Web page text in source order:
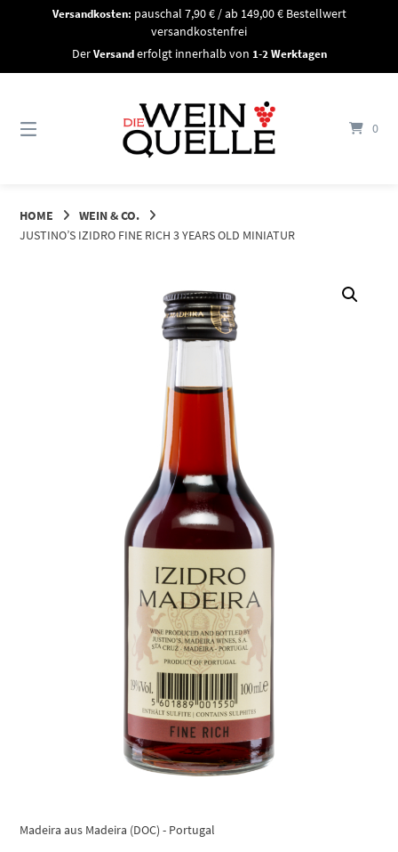
Versandkosten: pauschal 7,90 € / ab 149,00 € Bestellwert
versandkostenfrei
DerVersanderfolgt innerhalb von 1-2 Werktagen
0
HOME
WEIN & CO.
JUSTINO’S IZIDRO FINE RICH 3 YEARS OLD MINIATUR
Madeira aus Madeira (DOC) - Portugal